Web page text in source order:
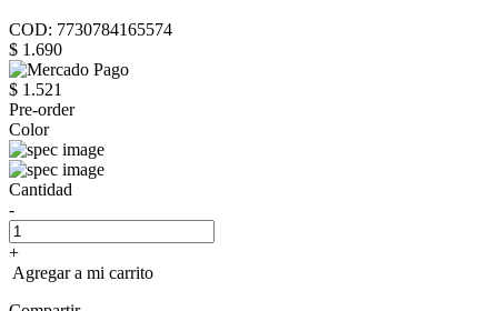
COD: 7730784165574
$ 1.690
$ 1.521
Pre-order
Color
Cantidad
-
+
Agregar a mi carrito